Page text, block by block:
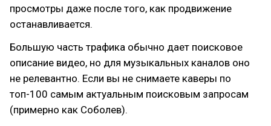
просмотры даже после того, как продвижение
останавливается.
Большую часть трафика обычно дает поисковое
описание видео, но для музыкальных каналов оно
не релевантно. Если вы не снимаете каверы по
топ-100 самым актуальным поисковым запросам
(примерно как Соболев).